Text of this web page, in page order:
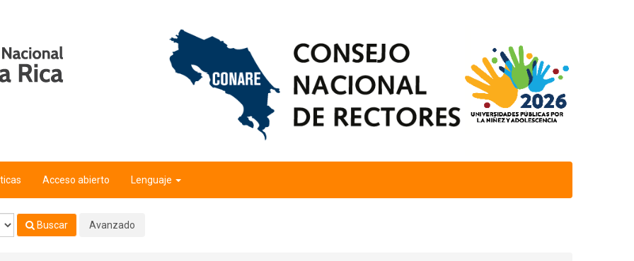
Acceso abierto Lenguaje
Buscar Avanzado